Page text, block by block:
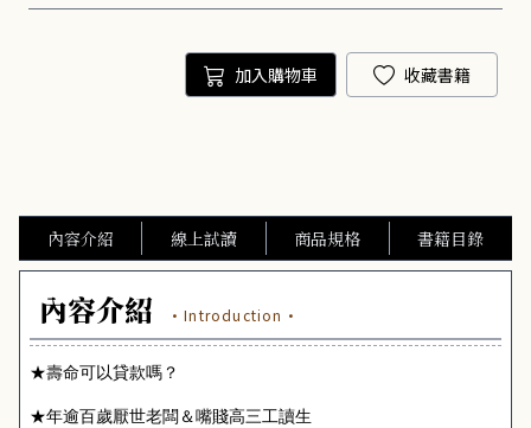
加入購物車 收藏書籍
內容介紹 線上試讀 商品規格 書籍目錄
內容介紹 ·Introduction·
★壽命可以貸款嗎？
★年逾百歲厭世老闆＆嘴賤高三工讀生